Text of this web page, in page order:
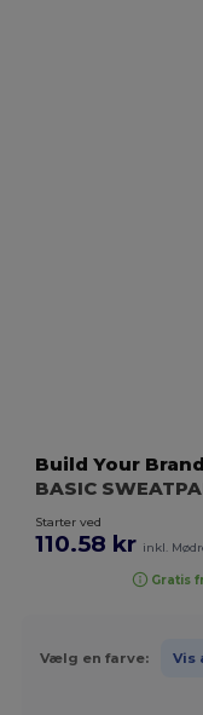
Build Your Brand
BASIC
Starter ved
110.58 kr inkl.
Gratis
Vælg en farve: Vis